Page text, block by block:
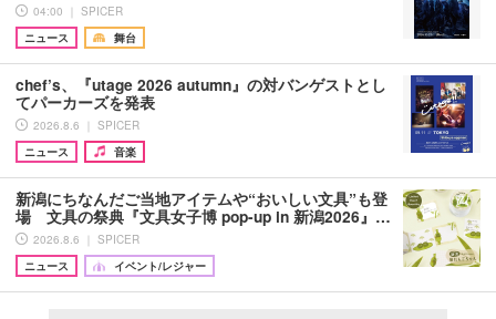
04:00 ｜ SPICER
ニュース
舞台
chef’s、『utage 2026 autumn』の対バンゲストとし
てパーカーズを発表
2026.8.6 ｜ SPICER
ニュース
音楽
新潟にちなんだご当地アイテムや“おいしい文具”も登
場 文具の祭典『文具女子博 pop-up in 新潟2026』…
2026.8.6 ｜ SPICER
ニュース
イベント/レジャー